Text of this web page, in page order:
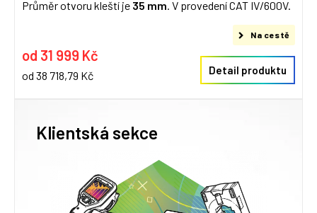
Průměr otvoru kleští je 35 mm. V provedení CAT IV/600V.
od 31 999 Kč
od 38 718,79 Kč
Na cestě
Detail produktu
Klientská sekce